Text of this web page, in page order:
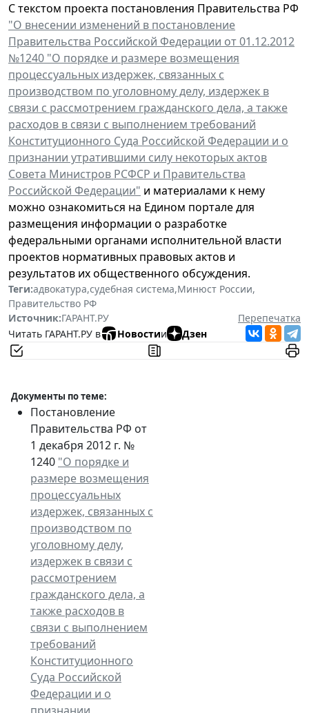
С текстом проекта постановления Правительства РФ
"О внесении изменений в постановление
Правительства Российской Федерации от 01.12.2012
№1240 "О порядке и размере возмещения
процессуальных издержек, связанных с
производством по уголовному делу, издержек в
связи с рассмотрением гражданского дела, а также
расходов в связи с выполнением требований
Конституционного Суда Российской Федерации и о
признании утратившими силу некоторых актов
Совета Министров РСФСР и Правительства
Российской Федерации" и материалами к нему
можно ознакомиться на Едином портале для
размещения информации о разработке
федеральными органами исполнительной власти
проектов нормативных правовых актов и
результатов их общественного обсуждения.
Теги:адвокатура,судебная система,Минюст России,
Правительство РФ
Источник:ГАРАНТ.РУ
Перепечатка
Читать ГАРАНТ.РУ в
Новостии Дзен
Документы по теме:
Постановление
Правительства РФ от
1 декабря 2012 г. №
1240 "О порядке и
размере возмещения
процессуальных
издержек, связанных с
производством по
уголовному делу,
издержек в связи с
рассмотрением
гражданского дела, а
также расходов в
связи с выполнением
требований
Конституционного
Суда Российской
Федерации и о